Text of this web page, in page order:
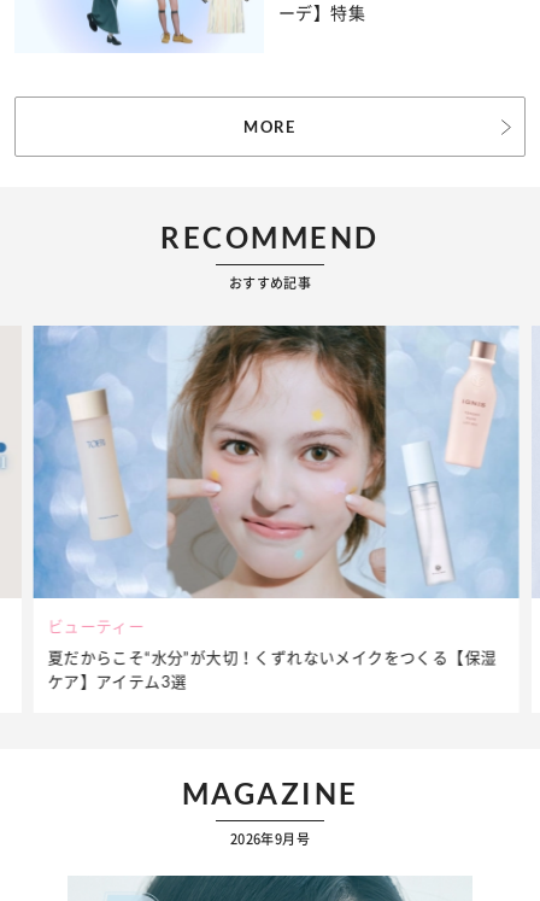
ーデ】特集
MORE
RECOMMEND
おすすめ記事
ビューティー
夏だからこそ“水分”が大切！くずれないメイクをつくる【保湿
ケア】アイテム3選
MAGAZINE
2026年9月号